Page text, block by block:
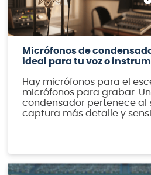
Micrófonos de
ideal para tu voz o
Hay micrófonos para el
micrófonos para grabar.
condensador pertenece al
captura más detalle y
dinámico, y es la elección
voces e instrumentos
studio y estudios
de Audiomusica te
tuyo, con opciones para […]